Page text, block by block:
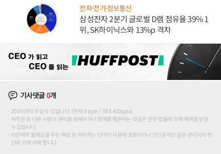
전자·전기·정보통신
삼성전자 2분기 글로벌 D램 점유율 39% 1
위, SK하이닉스와 13%p 격차
기사댓글0개
200자까지 쓰실 수 있습니다. (현재 0 byte / 최대 400byte)
저작권 등 다른 사람의 권리를 침해하거나 명예를 훼손하는 댓글은 관련 법률에 의해 제재를 받을
수 있습니다.
타인에게 불쾌감을 주는 욕설 등 비하하는 단어가 내용에 포함되거나 인신공격성 글은 관리자의 판
단에 의해 삭제 합니다.